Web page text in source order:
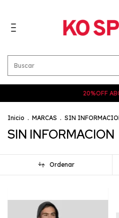
20%OFF
Inicio . MARCAS . SIN
SIN INFORMACION
Ordenar